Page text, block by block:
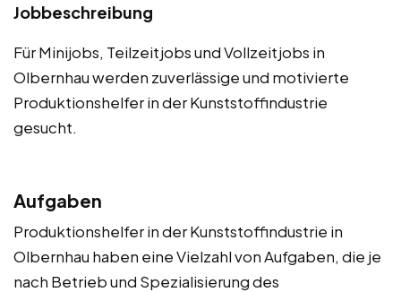
Jobbeschreibung
Für Minijobs, Teilzeitjobs und Vollzeitjobs in
Olbernhau werden zuverlässige und motivierte
Produktionshelfer in der Kunststoffindustrie
gesucht.
Aufgaben
Produktionshelfer in der Kunststoffindustrie in
Olbernhau haben eine Vielzahl von Aufgaben, die je
nach Betrieb und Spezialisierung des